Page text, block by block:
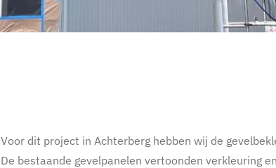
Voor dit project in Achterberg hebben wij de
De bestaande gevelpanelen vertoonden verkleuring